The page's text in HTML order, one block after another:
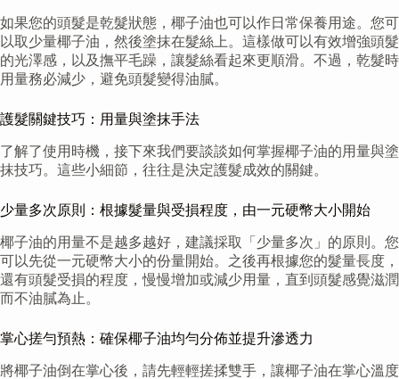
如果您的頭髮是乾髮狀態，椰子油也可以作日常保養用途。您可
以取少量椰子油，然後塗抹在髮絲上。這樣做可以有效增強頭髮
的光澤感，以及撫平毛躁，讓髮絲看起來更順滑。不過，乾髮時
用量務必減少，避免頭髮變得油膩。
護髮關鍵技巧：用量與塗抹手法
了解了使用時機，接下來我們要談談如何掌握椰子油的用量與塗
抹技巧。這些小細節，往往是決定護髮成效的關鍵。
少量多次原則：根據髮量與受損程度，由一元硬幣大小開始
椰子油的用量不是越多越好，建議採取「少量多次」的原則。您
可以先從一元硬幣大小的份量開始。之後再根據您的髮量長度，
還有頭髮受損的程度，慢慢增加或減少用量，直到頭髮感覺滋潤
而不油膩為止。
掌心搓勻預熱：確保椰子油均勻分佈並提升滲透力
將椰子油倒在掌心後，請先輕輕搓揉雙手，讓椰子油在掌心溫度